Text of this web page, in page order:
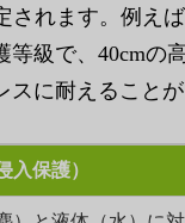
されます。例え
等級で、40cm
スに耐えること
入保護）